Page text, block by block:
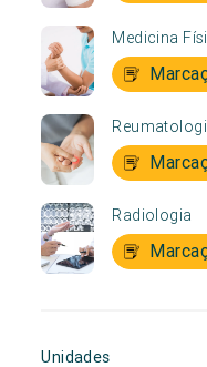
Medicina
Radiologia
Unidades